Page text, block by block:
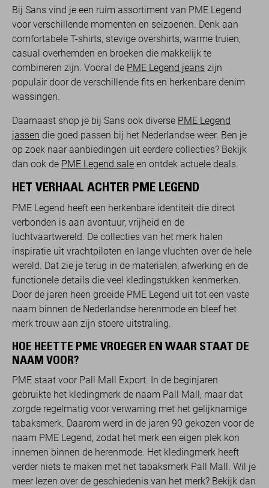
Bij Sans vind je een ruim assortiment van PME Legend
voor verschillende momenten en seizoenen. Denk aan
comfortabele T-shirts, stevige overshirts, warme truien,
casual overhemden en broeken die makkelijk te
combineren zijn. Vooral de PME Legend jeans zijn
populair door de verschillende fits en herkenbare denim
wassingen.
Daarnaast shop je bij Sans ook diverse PME Legend
jassen die goed passen bij het Nederlandse weer. Ben je
op zoek naar aanbiedingen uit eerdere collecties? Bekijk
dan ook de PME Legend sale en ontdek actuele deals.
HET VERHAAL ACHTER PME LEGEND
PME Legend heeft een herkenbare identiteit die direct
verbonden is aan avontuur, vrijheid en de
luchtvaartwereld. De collecties van het merk halen
inspiratie uit vrachtpiloten en lange vluchten over de hele
wereld. Dat zie je terug in de materialen, afwerking en de
functionele details die veel kledingstukken kenmerken.
Door de jaren heen groeide PME Legend uit tot een vaste
naam binnen de Nederlandse herenmode en bleef het
merk trouw aan zijn stoere uitstraling.
HOE HEETTE PME VROEGER EN WAAR STAAT DE
NAAM VOOR?
PME staat voor Pall Mall Export. In de beginjaren
gebruikte het kledingmerk de naam Pall Mall, maar dat
zorgde regelmatig voor verwarring met het gelijknamige
tabaksmerk. Daarom werd in de jaren 90 gekozen voor de
naam PME Legend, zodat het merk een eigen plek kon
innemen binnen de herenmode. Het kledingmerk heeft
verder niets te maken met het tabaksmerk Pall Mall. Wil je
meer lezen over de geschiedenis van het merk? Bekijk dan